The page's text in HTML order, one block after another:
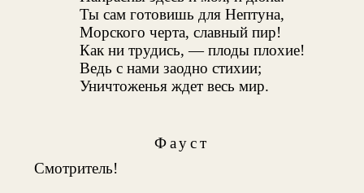
Ты сам готовишь для Нептуна,
Морского черта, славный пир!
Как ни трудись, — плоды плохие!
Ведь с нами заодно стихии;
Уничтоженья ждет весь мир.
Фауст
Смотритель!